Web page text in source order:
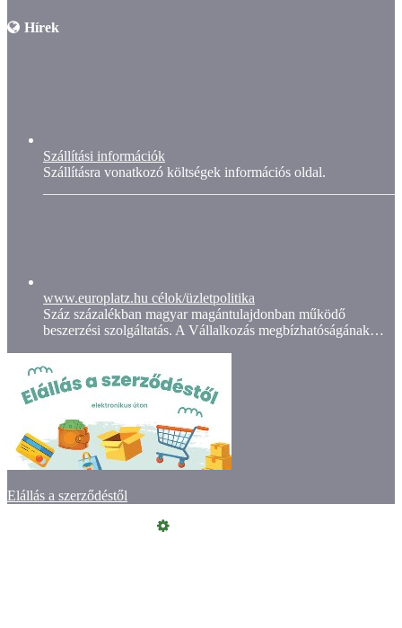
Hírek
Szállítási információk
Szállításra vonatkozó költségek információs oldal.
www.europlatz.hu célok/üzletpolitika
Száz százalékban magyar magántulajdonban működő
beszerzési szolgáltatás. A Vállalkozás megbízhatóságának…
Elállás a szerződéstől